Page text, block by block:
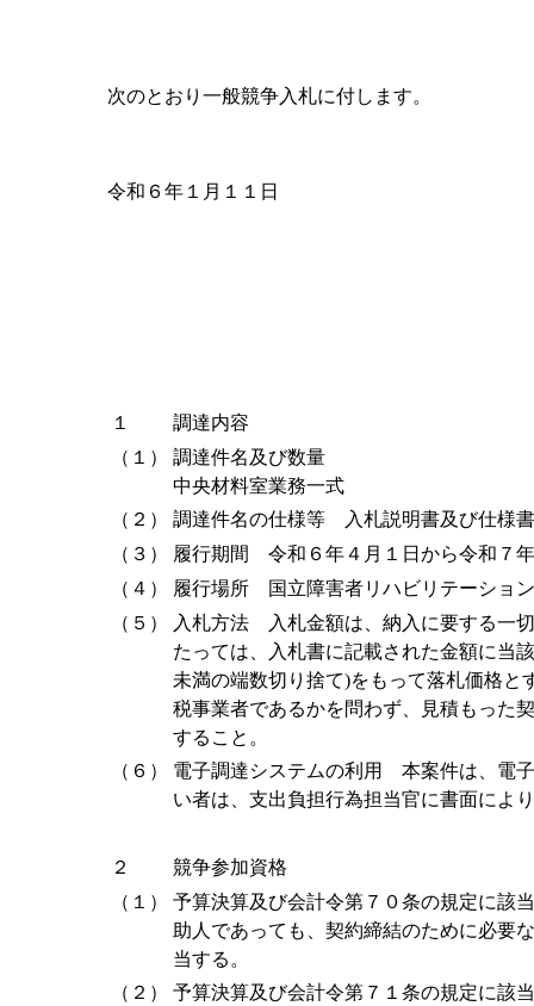
次のとおり一般競争入札に付します。
令和６年１月１１日
１
調達内容
（１）
調達件名及び数量
中央材料室業務一式
（２）
調達件名の仕様等 入札説明書及び仕様
（３）
履行期間 令和６年４月１日から令和７
（４）
履行場所 国立障害者リハビリテーショ
（５）
入札方法 入札金額は、納入に要する一
たっては、入札書に記載された金額に当
未満の端数切り捨て)をもって落札価格
税事業者であるかを問わず、見積もった
すること。
（６）
電子調達システムの利用 本案件は、電
い者は、支出負担行為担当官に書面によ
２
競争参加資格
（１）
予算決算及び会計令第７０条の規定に該
助人であっても、契約締結のために必要
当する。
（２）
予算決算及び会計令第７１条の規定に該